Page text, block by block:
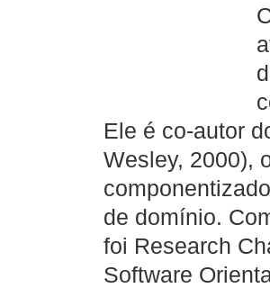
Ele é co-autor
Wesley, 2000),
de domínio.
foi Research
Software